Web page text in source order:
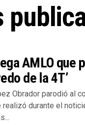
AMLO que
de la 4T’
Obrador parodió al
realizó durante el